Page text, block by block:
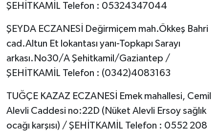
ŞEHİTKAMİL Telefon : 05324347044
ŞEYDA ECZANESİ Değirmiçem mah.Ökkeş Bahri
cad.Altun Et lokantası yanı-Topkapı Sarayı
arkası.No30/A Şehitkamil/Gaziantep /
ŞEHİTKAMİL Telefon : (0342)4083163
TUĞÇE KAZAZ ECZANESİ Emek mahallesi, Cemil
Alevli Caddesi no:22D (Nüket Alevli Ersoy sağlık
ocağı karşısı) / ŞEHİTKAMİL Telefon : 0552 208